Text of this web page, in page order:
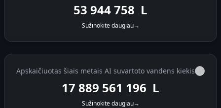
53 945 433 L
Sužinokite daugiau→
Apskaičiuotas šiais metais AI suvartoto vandens kiekis i
17 889 561 872 L
Sužinokite daugiau→